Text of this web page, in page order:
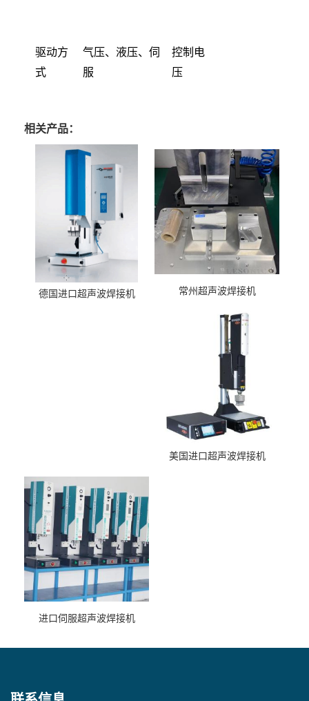
驱动方
式
气压、液压、伺
服
控制电
压
相关产品：
德国进口超声波焊接机 常州超声波焊接机
美国进口超声波焊接机
进口伺服超声波焊接机